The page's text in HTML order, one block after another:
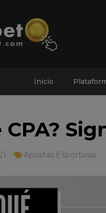
Inicio
CPA?
Apostas Esportivas